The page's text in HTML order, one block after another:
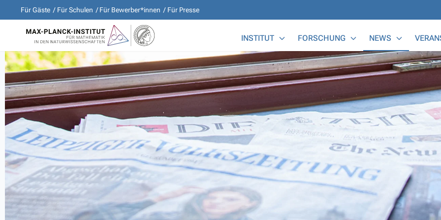
Für Gäste Für Schulen Für Bewerber*innen Für Presse
INSTITUT FORSCHUNG NEWS